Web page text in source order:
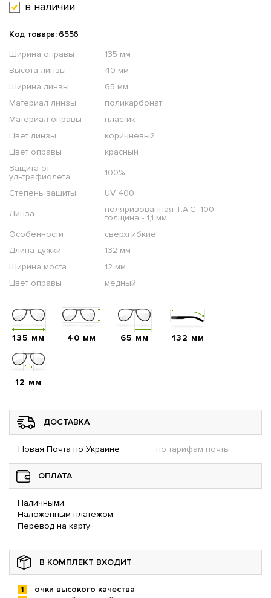
в наличии
Код товара: 6556
Ширина оправы
135 мм
Высота линзы
40 мм
Ширина линзы
65 мм
Материал линзы
поликарбонат
Материал оправы
пластик
Цвет линзы
коричневый
Цвет оправы
красный
Защита от
ультрафиолета
100%
Степень защиты
UV 400
Линза
поляризованная T.A.C. 100,
толщина - 1,1 мм.
Особенности
сверхгибкие
Длина дужки
132 мм
Ширина моста
12 мм
Цвет оправы
медный
135 мм 40 мм 65 мм 132 мм
12 мм
ДОСТАВКА
Новая Почта по Украине по тарифам почты
ОПЛАТА
Наличными,
Наложенным платежом,
Перевод на карту
В КОМПЛЕКТ ВХОДИТ
очки высокого качества